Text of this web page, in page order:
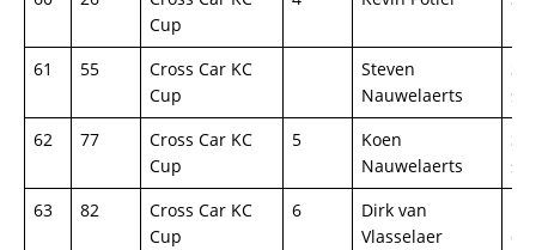
Cup
61 55
Cross Car KC
Cup
Steven
Nauwelaerts
62
77
Cross Car KC
Cup
5
Koen
Nauwelaerts
63
82
Cross Car KC
Cup
6
Dirk van
Vlasselaer